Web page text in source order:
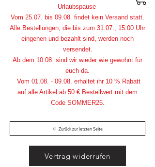
Zurück zur letzten Seite
Urlaubspause
Vom 25.07. bis 09.08. findet kein Versand statt.
Alle Bestellungen, die bis zum 31.07., 15:00 Uhr
eingehen und bezahlt sind, werden noch
versendet.
Ab dem 10.08. sind wir wieder wie gewohnt für
euch da.
Vom 01.08. - 09.08. erhaltet ihr 10 % Rabatt
auf alle Artikel ab 50 € Bestellwert mit dem
Code SOMMER26.
Vertrag widerrufen